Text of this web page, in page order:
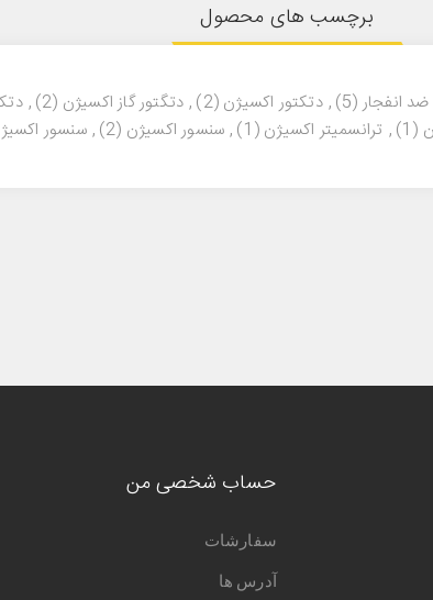
برچسب های محصول
انفجار(5)
, دتکتور اکسیژن (2)
, دتگتور گاز اکسیژن (2)
,
(1)
, ترانسمیتر اکسیژن (1)
, سنسور اکسیژن (2)
, سنسور
حساب شخصی من
سفارشات
آدرس ها